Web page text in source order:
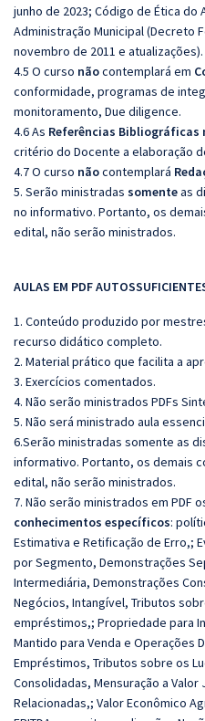
junho de 2023; Código de Ética do
Administração Municipal (Decreto
novembro de 2011 e atualizações).
4.5 O curso nãocontemplará em
conformidade, programas de
monitoramento, Due diligence.
4.6 As Referências Bibliográficas
critério do Docente a elaboração
4.7 O curso nãocontemplará
5. Serão ministradas somenteas
no informativo. Portanto, os
edital, não serão ministrados.
AULAS EM PDF
1. Conteúdo produzido por
recurso didático completo.
2. Material prático que facilita a
3. Exercícios comentados.
4. Não serão ministrados PDFs
5. Não será ministrado aula
6.Serão ministradas somente as
informativo. Portanto, os demais
edital, não serão ministrados.
7. Não serão ministrados em PDF
conhecimentos específicos:
Estimativa e Retificação de Erro,;
por Segmento, Demonstrações
Intermediária, Demonstrações
Negócios, Intangível, Tributos
empréstimos,; Propriedade para
Mantido para Venda e Operações
Empréstimos, Tributos sobre os
Consolidadas, Mensuração a
Relacionadas,; Valor Econômico